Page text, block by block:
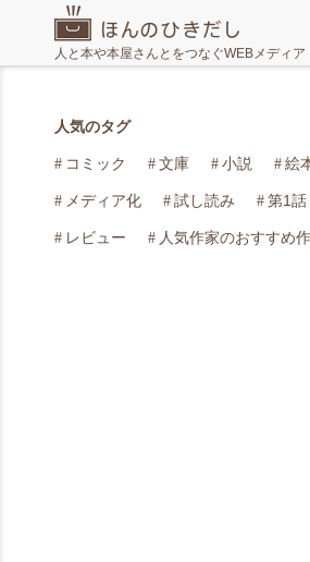
人と本や本屋さんとをつなぐWEBメディア
人気のタグ
コミック 文庫 小説 絵
メディア化 試し読み 第1話
レビュー 人気作家のおすすめ